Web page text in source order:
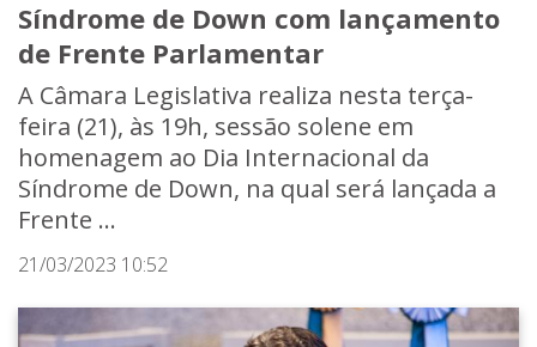
Síndrome de Down com lançamento
de Frente Parlamentar
A Câmara Legislativa realiza nesta terça-
feira (21), às 19h, sessão solene em
homenagem ao Dia Internacional da
Síndrome de Down, na qual será lançada a
Frente ...
21/03/2023 10:52